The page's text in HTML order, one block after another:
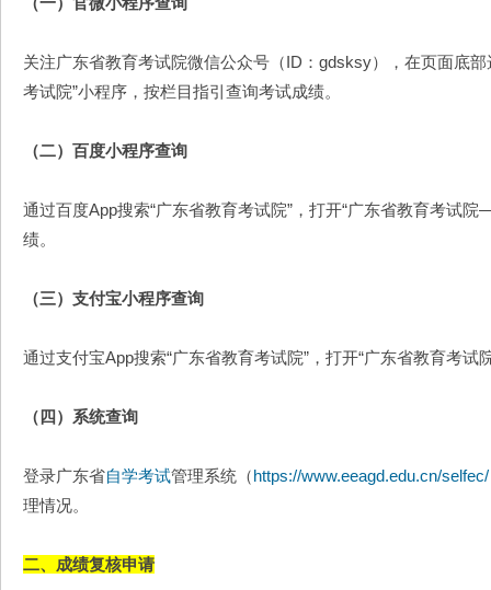
关注广东省教育考试院微信公众号（ID：gdsksy），在页面底部
考试院”小程序，按栏目指引查询考试成绩。
（二）百度小程序查询
通过百度App搜索“广东省教育考试院”，打开“广东省教育考试
绩。
（三）支付宝小程序查询
通过支付宝App搜索“广东省教育考试院”，打开“广东省教育考试
（四）系统查询
登录广东省自学考试管理系统（https://www.eeagd.edu.cn/selfec/
理情况。
二、成绩复核申请